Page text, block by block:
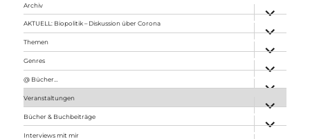
Archiv
anzeigen
AKTUELL: Biopolitik – Diskussion über Corona
anzeigen
Themen
anzeigen
Genres
anzeigen
@ Bücher…
Veranstaltungen
anzeigen
Bücher & Buchbeiträge
anzeigen
Interviews mit mir